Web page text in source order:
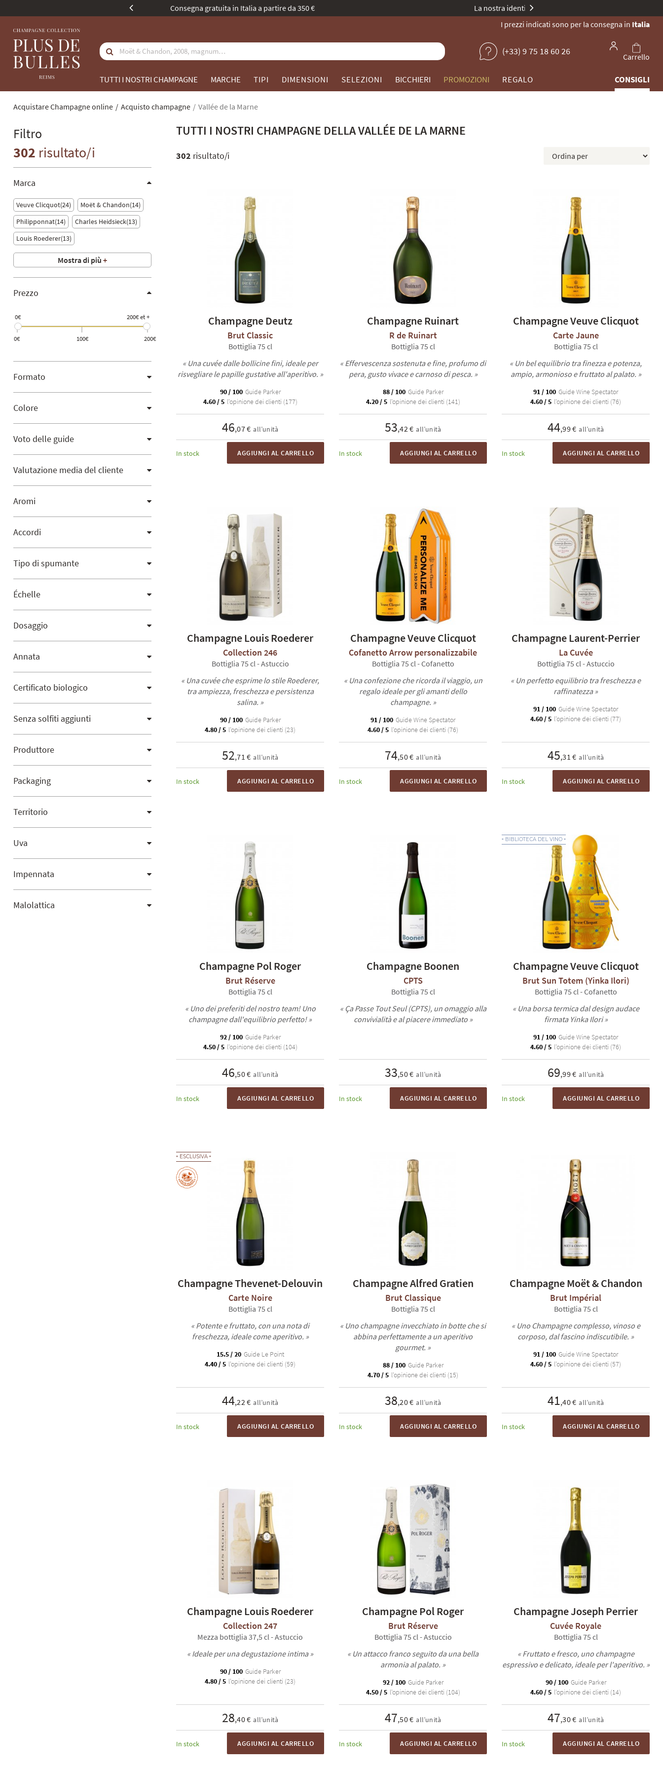
La nostra identità evolve: stessa passione, nuovo volto. Scoprite la nostra collezione di champagne unici.
I prezzi indicati sono per la consegna in Italia
(+33) 9 75 18 60 26
Carrello
TUTTI I NOSTRI CHAMPAGNE MARCHE TIPI DIMENSIONI SELEZIONI BICCHIERI PROMOZIONI REGALO CONSIGLI
Acquistare Champagne online Acquisto champagne Vallée de la Marne
Filtro
302 risultato/i
Marca
Veuve Clicquot 24 Moët & Chandon 14
Philipponnat 14 Charles Heidsieck 13
Louis Roederer 13
Mostra di più +
Prezzo
0€ 200€ et +
0€ 100€ 200€
Formato
Colore
Voto delle guide
Valutazione media del cliente
Aromi
Accordi
Tipo di spumante
Échelle
Dosaggio
Annata
Certificato biologico
Senza solfiti aggiunti
Produttore
Packaging
Territorio
Uva
Impennata
Malolattica
TUTTI I NOSTRI CHAMPAGNE DELLA VALLÉE DE LA MARNE
302 risultato/i
Champagne Deutz
Brut Classic
Bottiglia 75 cl
« Una cuvée dalle bollicine fini, ideale per
risvegliare le papille gustative all'aperitivo. »
90 / 100 Guide Parker
4.60 / 5 l'opinione dei clienti (177)
46,07 € all’unità
In stock AGGIUNGI AL CARRELLO
Champagne Ruinart
R de Ruinart
Bottiglia 75 cl
« Effervescenza sostenuta e fine, profumo di
pera, gusto vivace e carnoso di pesca. »
88 / 100 Guide Parker
4.20 / 5 l'opinione dei clienti (141)
53,42 € all’unità
In stock AGGIUNGI AL CARRELLO
Champagne Veuve Clicquot
Carte Jaune
Bottiglia 75 cl
« Un bel equilibrio tra finezza e potenza,
ampio, armonioso e fruttato al palato. »
91 / 100 Guide Wine Spectator
4.60 / 5 l'opinione dei clienti (76)
44,99 € all’unità
In stock AGGIUNGI AL CARRELLO
Champagne Louis Roederer
Collection 246
Bottiglia 75 cl - Astuccio
« Una cuvée che esprime lo stile Roederer,
tra ampiezza, freschezza e persistenza
salina. »
90 / 100 Guide Parker
4.80 / 5 l'opinione dei clienti (23)
52,71 € all’unità
In stock AGGIUNGI AL CARRELLO
Champagne Veuve Clicquot
Cofanetto Arrow personalizzabile
Bottiglia 75 cl - Cofanetto
« Una confezione che ricorda il viaggio, un
regalo ideale per gli amanti dello
champagne. »
91 / 100 Guide Wine Spectator
4.60 / 5 l'opinione dei clienti (76)
74,50 € all’unità
In stock AGGIUNGI AL CARRELLO
Champagne Laurent-Perrier
La Cuvée
Bottiglia 75 cl - Astuccio
« Un perfetto equilibrio tra freschezza e
raffinatezza »
91 / 100 Guide Wine Spectator
4.60 / 5 l'opinione dei clienti (77)
45,31 € all’unità
In stock AGGIUNGI AL CARRELLO
Champagne Pol Roger
Brut Réserve
Bottiglia 75 cl
« Uno dei preferiti del nostro team! Uno
champagne dall'equilibrio perfetto! »
92 / 100 Guide Parker
4.50 / 5 l'opinione dei clienti (104)
46,50 € all’unità
In stock AGGIUNGI AL CARRELLO
Champagne Boonen
CPTS
Bottiglia 75 cl
« Ça Passe Tout Seul (CPTS), un omaggio alla
convivialità e al piacere immediato »
33,50 € all’unità
In stock AGGIUNGI AL CARRELLO
BIBLIOTECA DEL VINO
Champagne Veuve Clicquot
Brut Sun Totem (Yinka Ilori)
Bottiglia 75 cl - Cofanetto
« Una borsa termica dal design audace
firmata Yinka Ilori »
91 / 100 Guide Wine Spectator
4.60 / 5 l'opinione dei clienti (76)
69,99 € all’unità
In stock AGGIUNGI AL CARRELLO
ESCLUSIVA
Champagne Thevenet-Delouvin
Carte Noire
Bottiglia 75 cl
« Potente e fruttato, con una nota di
freschezza, ideale come aperitivo. »
15.5 / 20 Guide Le Point
4.40 / 5 l'opinione dei clienti (59)
44,22 € all’unità
In stock AGGIUNGI AL CARRELLO
Champagne Alfred Gratien
Brut Classique
Bottiglia 75 cl
« Uno champagne invecchiato in botte che si
abbina perfettamente a un aperitivo
gourmet. »
88 / 100 Guide Parker
4.70 / 5 l'opinione dei clienti (15)
38,20 € all’unità
In stock AGGIUNGI AL CARRELLO
Champagne Moët & Chandon
Brut Impérial
Bottiglia 75 cl
« Uno Champagne complesso, vinoso e
corposo, dal fascino indiscutibile. »
91 / 100 Guide Wine Spectator
4.60 / 5 l'opinione dei clienti (57)
41,40 € all’unità
In stock AGGIUNGI AL CARRELLO
Champagne Louis Roederer
Collection 247
Mezza bottiglia 37,5 cl - Astuccio
« Ideale per una degustazione intima »
90 / 100 Guide Parker
4.80 / 5 l'opinione dei clienti (23)
28,40 € all’unità
In stock AGGIUNGI AL CARRELLO
Champagne Pol Roger
Brut Réserve
Bottiglia 75 cl - Astuccio
« Un attacco franco seguito da una bella
armonia al palato. »
92 / 100 Guide Parker
4.50 / 5 l'opinione dei clienti (104)
47,50 € all’unità
In stock AGGIUNGI AL CARRELLO
Champagne Joseph Perrier
Cuvée Royale
Bottiglia 75 cl
« Fruttato e fresco, uno champagne
espressivo e delicato, ideale per l'aperitivo. »
90 / 100 Guide Parker
4.60 / 5 l'opinione dei clienti (14)
47,30 € all’unità
In stock AGGIUNGI AL CARRELLO